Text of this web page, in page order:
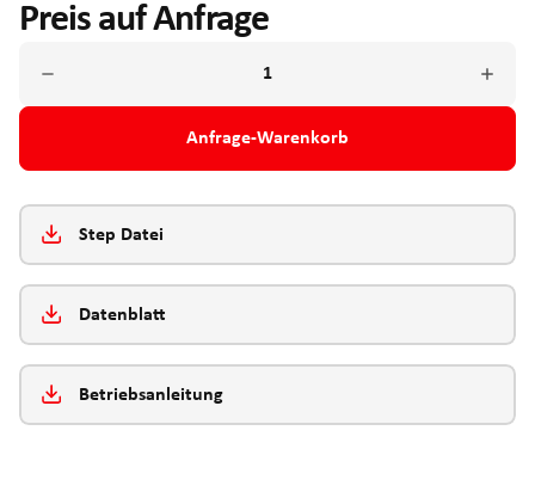
Preis auf Anfrage
Anfrage-Warenkorb
Step Datei
Datenblatt
Betriebsanleitung